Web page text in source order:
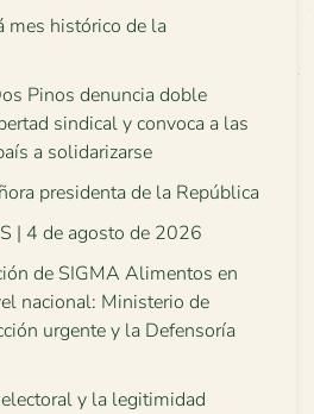
mes histórico de la
Pinos denuncia doble
sindical y convoca a las
a solidarizarse
presidenta de la República
| 4 de agosto de 2026
de SIGMA Alimentos en
nacional: Ministerio de
urgente y la Defensoría
y la legitimidad